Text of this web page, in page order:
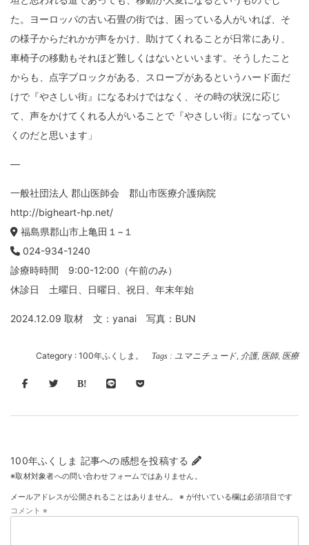
た。ヨーロッパの古い石畳の街では、困っている人がいれば、そ
の様子からだれかが声をかけ、助けてくれることが日常にあり、
車椅子の移動もそれほど難しくはないといいます。そうしたこと
からも、点字ブロックがある、スロープがあるというハード面だ
けで『やさしい街』になるわけではなく、その時の状況に応じ
て、声をかけてくれる人がいることで『やさしい街』になってい
くのだと思います」
—
一般社団法人 郡山医師会 郡山市医療介護病院
http://bigheart-hp.net/
福島県郡山市上亀田１−１
024-934-1240
診療時時間 9:00-12:00（午前のみ）
休診日 土曜日、日曜日、祝日、年末年始
2024.12.09 取材 文：yanai 写真：BUN
Category : 100年ふくしま。 Tags : ユマニチュード, 介護, 医師, 医療
100年ふくしま 記事への感想を投稿する
※取材対象者への問い合わせフォームではありません。
メールアドレスが公開されることはありません。 ※ が付いている欄は必須項目です
コメント ※